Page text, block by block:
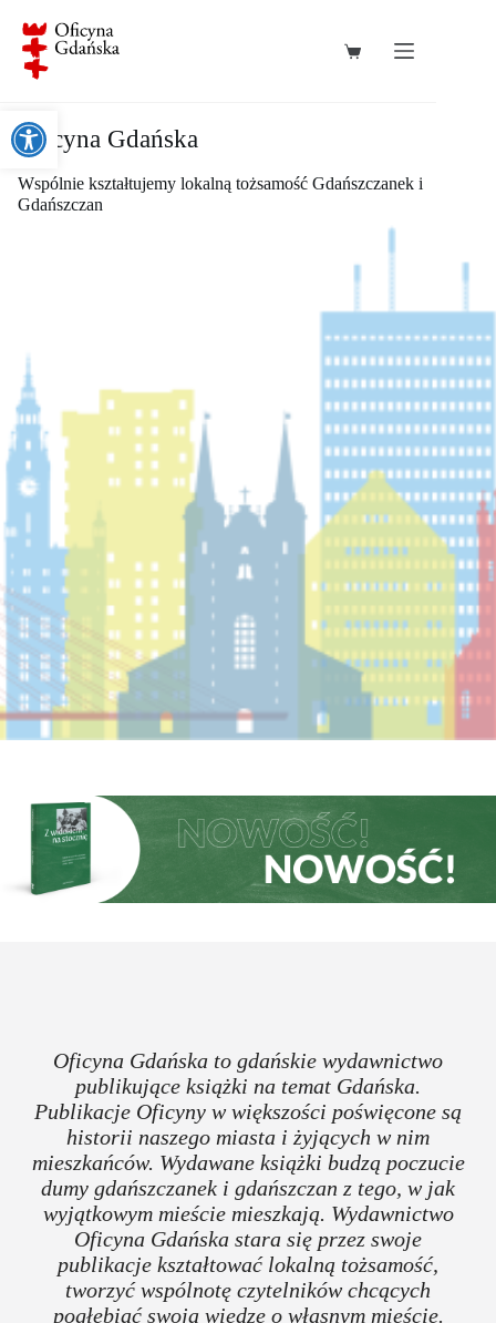
Otwórz pasek narzędzi
treści
Koszyk
Oficyna Gdańska
Wspólnie kształtujemy lokalną tożsamość Gdańszczanek i
Gdańszczan
Oficyna Gdańska to gdańskie wydawnictwo
publikujące książki na temat Gdańska.
Publikacje Oficyny w większości poświęcone są
historii naszego miasta i żyjących w nim
mieszkańców. Wydawane książki budzą poczucie
dumy gdańszczanek i gdańszczan z tego, w jak
wyjątkowym mieście mieszkają. Wydawnictwo
Oficyna Gdańska stara się przez swoje
publikacje kształtować lokalną tożsamość,
tworzyć wspólnotę czytelników chcących
pogłębiać swoją wiedzę o własnym mieście.